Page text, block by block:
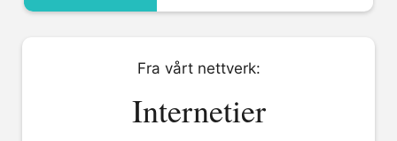
Fra vårt nettverk:
Internetier